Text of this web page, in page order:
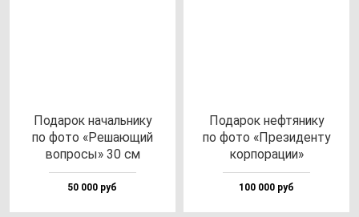
Пода­рок на­чаль­ни­ку
по фо­то «Реша­ющий
воп­ро­сы» 30 см
50 000 руб
Пода­рок неф­тя­ни­ку
по фо­то «Пре­зи­ден­ту
кор­по­ра­ции»
100 000 руб